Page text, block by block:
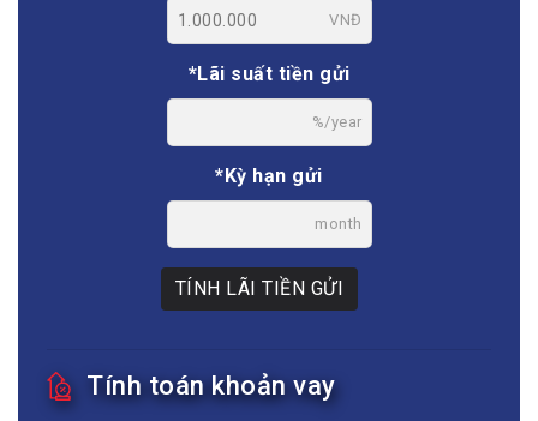
VNĐ
*Lãi suất tiền gửi
%/year
*Kỳ hạn gửi
month
TÍNH LÃI TIỀN GỬI
Tính toán khoản vay